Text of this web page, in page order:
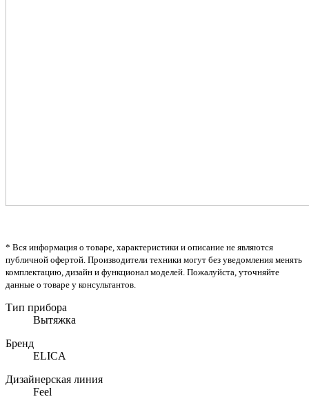
* Вся информация о товаре, характеристики и описание не являются
публичной офертой. Производители техники могут без уведомления менять
комплектацию, дизайн и функционал моделей. Пожалуйста, уточняйте
данные о товаре у консультантов.
Тип прибора
Вытяжка
Бренд
ELICA
Дизайнерская линия
Feel